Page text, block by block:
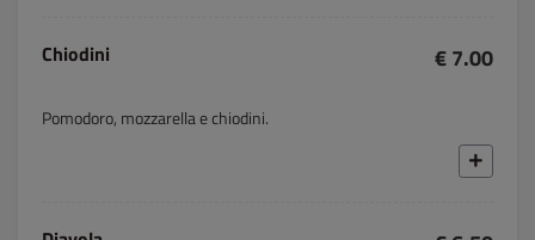
Chiodini € 7.00
Pomodoro, mozzarella e chiodini.